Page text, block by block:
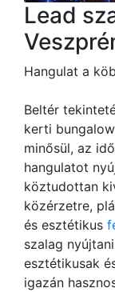
Lead
Hangulat a
Beltér
kerti
minősül, az
hangulatot
köztudottan
közérzetre,
és esztétikus
szalag
esztétikusak
igazán